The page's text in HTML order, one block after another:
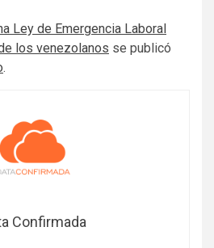
Ley de Emergencia Laboral
los venezolanos se publicó
.
Confirmada